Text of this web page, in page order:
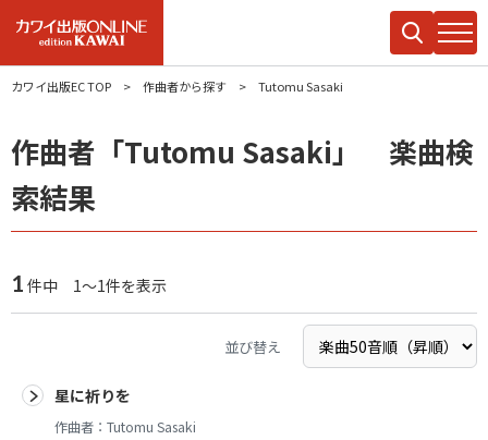
カワイ出版EC TOP 作曲者から探す Tutomu Sasaki
作曲者「Tutomu Sasaki」 楽曲検
索結果
1 件中 1～1件を表示
並び替え
星に祈りを
作曲者： Tutomu Sasaki